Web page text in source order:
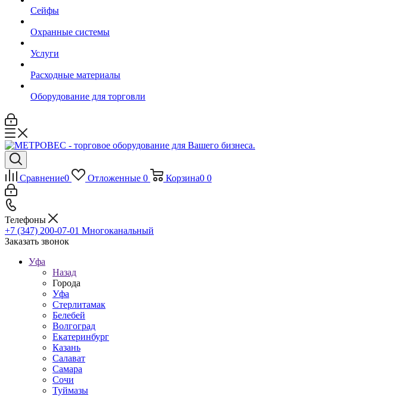
Сейфы
Охранные системы
Услуги
Расходные материалы
Оборудование для торговли
Сравнение0 Отложенные 0 Корзина0 0
Телефоны
+7 (347) 200-07-01 Многоканальный
Заказать звонок
Уфа
Назад
Города
Уфа
Стерлитамак
Белебей
Волгоград
Екатеринбург
Казань
Салават
Самара
Сочи
Туймазы